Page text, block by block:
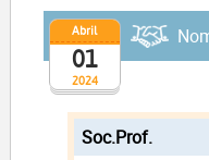
2024
Abril
01
Soc.Prof.